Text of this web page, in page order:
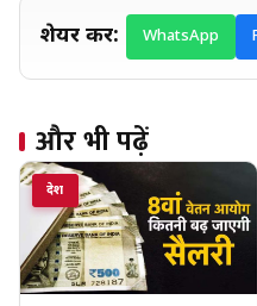
शेयर करें: WhatsApp
और भी पढ़ें
देश